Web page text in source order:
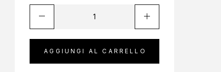
AGGIUNGI AL CARRELLO